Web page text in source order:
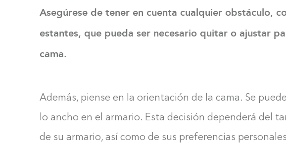
Asegúrese de tener en cuenta cualquier obstáculo,
estantes, que pueda ser necesario quitar o ajustar
cama.
Además, piense en la orientación de la cama. Se
lo ancho en el armario. Esta decisión dependerá del
de su armario, así como de sus preferencias